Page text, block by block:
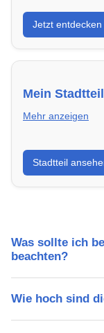
Entdecke
energieeffizient
Jetzt entdecken
Mein
Mehr anzeigen
Erfahre mehr
Lebensqualität,
Stadtteil
Was sollte ich
beachten?
Wie hoch sind